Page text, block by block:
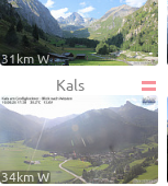
31km W
Kals
34km W